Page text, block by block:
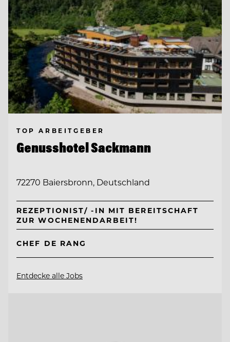
TOP ARBEITGEBER
Genusshotel Sackmann
72270 Baiersbronn, Deutschland
REZEPTIONIST/ -IN MIT BEREITSCHAFT
ZUR WOCHENENDARBEIT!
CHEF DE RANG
Entdecke alle Jobs